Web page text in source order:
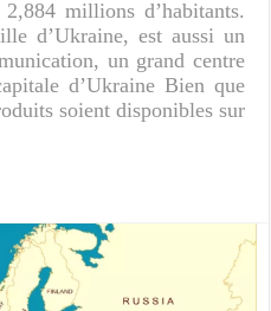
millions d’habitants.
d’Ukraine, est aussi un
un grand centre
d’Ukraine Bien que
soient disponibles sur